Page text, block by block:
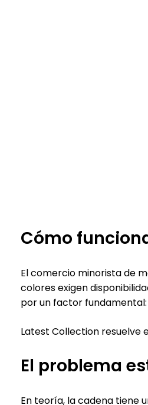
Cómo
El comercio minorista de
colores exigen
por un factor
Latest Collection resuelve
El problema
En teoría, la cadena tiene